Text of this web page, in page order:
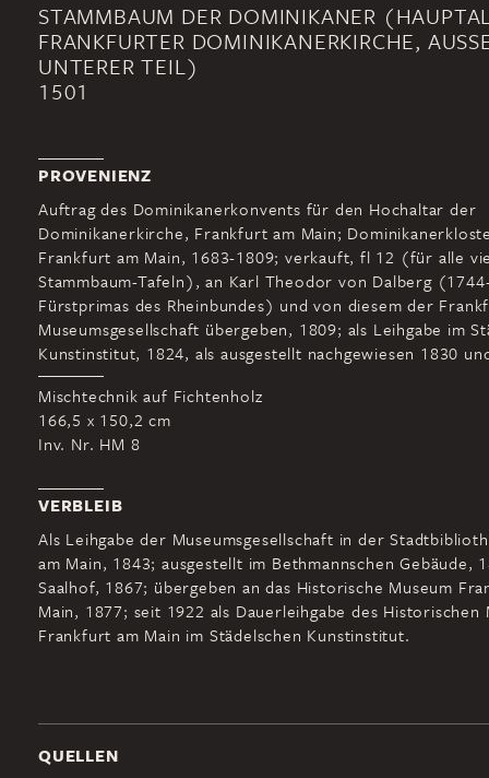
STAMMBAUM DER DOMINIKANER
FRANKFURTER DOMINIKANERKIRCHE,
NTERER TEIL)
1501
PROVENIENZ
Auftrag des Dominikanerkonvents für den Hochaltar der
Dominikanerkirche, Frankfurt am Main;
Frankfurt am Main, 1683-1809; verkauft, fl 12 (für alle
Stammbaum-Tafeln), an Karl Theodor von Dalberg
Fürstprimas des Rheinbundes) und von diesem der
Museumsgesellschaft übergeben, 1809; als Leihgabe im
Kunstinstitut, 1824, als ausgestellt nachgewiesen 1830
Mischtechnik auf Fichtenholz
166,5 x 150,2 cm
Inv. Nr. HM 8
VERBLEIB
Als Leihgabe der Museumsgesellschaft in der
am Main, 1843; ausgestellt im Bethmannschen Gebäude,
Saalhof, 1867; übergeben an das Historische Museum
Main, 1877; seit 1922 als Dauerleihgabe des Historischen
Frankfurt am Main im Städelschen Kunstinstitut.
QUELLEN